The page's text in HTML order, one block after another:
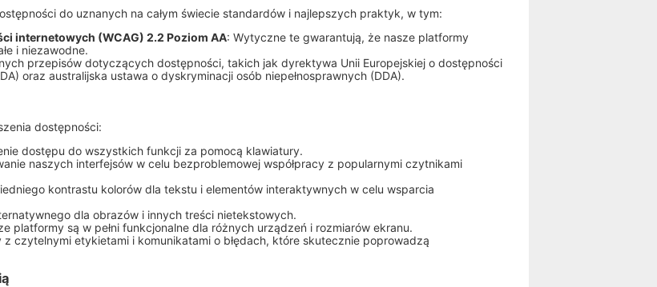
do uznanych na całym świecie standardów i najlepszych praktyk, w tym:
internetowych (WCAG) 2.2 Poziom AA: Wytyczne te gwarantują, że nasze platformy
i niezawodne.
przepisów dotyczących dostępności, takich jak dyrektywa Unii Europejskiej o dostępności
oraz australijska ustawa o dyskryminacji osób niepełnosprawnych (DDA).
dostępności:
dostępu do wszystkich funkcji za pomocą klawiatury.
naszych interfejsów w celu bezproblemowej współpracy z popularnymi czytnikami
kontrastu kolorów dla tekstu i elementów interaktywnych w celu wsparcia
dla obrazów i innych treści nietekstowych.
platformy są w pełni funkcjonalne dla różnych urządzeń i rozmiarów ekranu.
z czytelnymi etykietami i komunikatami o błędach, które skutecznie poprowadzą